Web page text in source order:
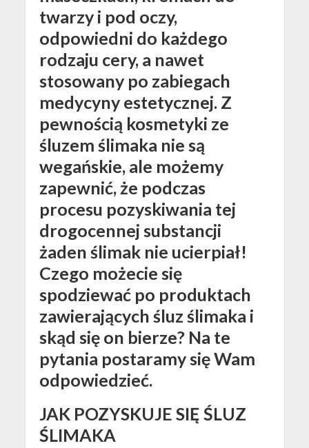
twarzy i pod oczy,
odpowiedni do każdego
rodzaju cery, a nawet
stosowany po zabiegach
medycyny estetycznej. Z
pewnością kosmetyki ze
śluzem ślimaka nie są
wegańskie, ale możemy
zapewnić, że podczas
procesu pozyskiwania tej
drogocennej substancji
żaden ślimak nie ucierpiał!
Czego możecie się
spodziewać po produktach
zawierających śluz ślimaka i
skąd się on bierze? Na te
pytania postaramy się Wam
odpowiedzieć.
JAK POZYSKUJE SIĘ ŚLUZ
ŚLIMAKA